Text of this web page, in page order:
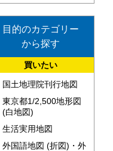
目的のカテゴリー
から探す
買いたい
国土地理院刊行地図
東京都1/2,500地形図
(白地図)
生活実用地図
外国語地図 (折図)・外